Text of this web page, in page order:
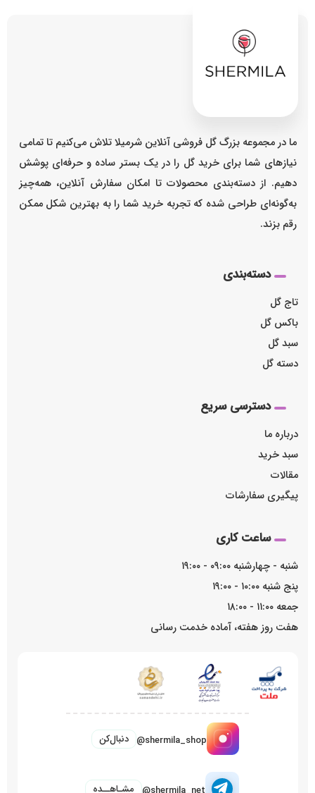
ما در مجموعه بزرگ گل فروشی آنلاین شرمیلا تلاش می‌کنیم تا تمامی
نیازهای شما برای خرید گل را در یک بستر ساده و حرفه‌ای پوشش
دهیم. از دسته‌بندی محصولات تا امکان سفارش آنلاین، همه‌چیز
به‌گونه‌ای طراحی شده که تجربه خرید شما را به بهترین شکل ممکن
رقم بزند.
دسته‌بندی
تاج گل
باکس گل
سبد گل
دسته گل
دسترسی سریع
درباره ما
سبد خرید
مقالات
پیگیری سفارشات
ساعت کاری
شنبه - چهارشنبه ۰۹:۰۰ - ۱۹:۰۰
پنج شنبه ۱۰:۰۰ - ۱۹:۰۰
جمعه ۱۱:۰۰ - ۱۸:۰۰
هفت روز هفته، آماده خدمت رسانی
@shermila_shop دنبال‌کن
مشـاهــده